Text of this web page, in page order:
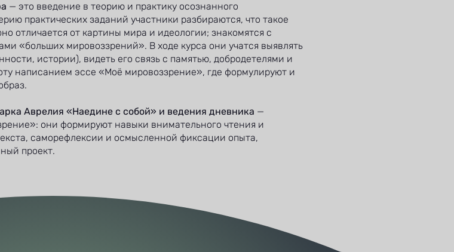
— это введение в теорию и практику осознанного
практических заданий участники разбираются, что такое
отличается от картины мира и идеологии; знакомятся с
«больших мировоззрений». В ходе курса они учатся выявлять
истории), видеть его связь с памятью, добродетелями и
написанием эссе «Моё мировоззрение», где формулируют и
Аврелия «Наедине с собой» и ведения дневника —
они формируют навыки внимательного чтения и
саморефлексии и осмысленной фиксации опыта,
проект.